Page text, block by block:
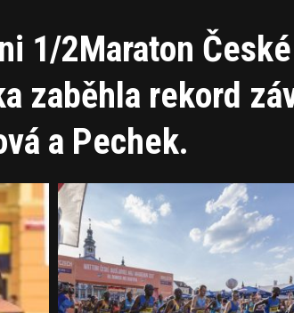
1/2Maraton
zaběhla rekord
a Pechek.